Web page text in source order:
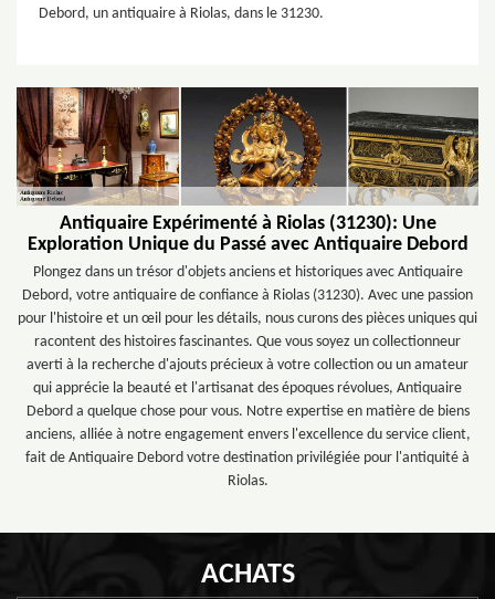
Debord, un antiquaire à Riolas, dans le 31230.
Antiquaire Expérimenté à Riolas (31230): Une
Exploration Unique du Passé avec Antiquaire Debord
Plongez dans un trésor d'objets anciens et historiques avec Antiquaire
Debord, votre antiquaire de confiance à Riolas (31230). Avec une passion
pour l'histoire et un œil pour les détails, nous curons des pièces uniques qui
racontent des histoires fascinantes. Que vous soyez un collectionneur
averti à la recherche d'ajouts précieux à votre collection ou un amateur
qui apprécie la beauté et l'artisanat des époques révolues, Antiquaire
Debord a quelque chose pour vous. Notre expertise en matière de biens
anciens, alliée à notre engagement envers l'excellence du service client,
fait de Antiquaire Debord votre destination privilégiée pour l'antiquité à
Riolas.
ACHATS